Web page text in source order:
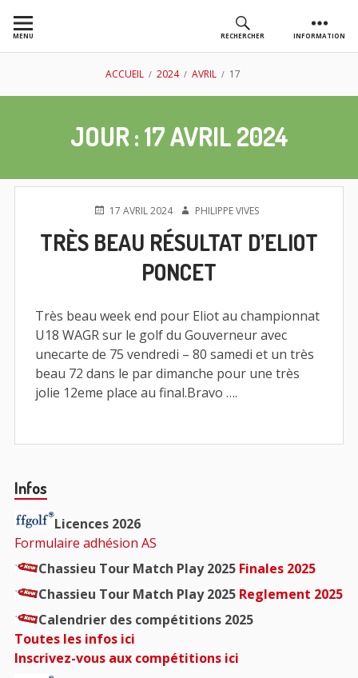
auMENU RECHERCHER INFORMATION
AS GOLF
CHASSIEU
ACCUEIL 2024 AVRIL 17
JOUR :17 AVRIL 2024
PUBLIÉ17 AVRIL 2024 AUTEURPHILIPPE VIVES
TRÈS BEAU RÉSULTAT D’ELIOT
PONCET
Très beau week end pour Eliot au championnat
U18 WAGR sur le golf du Gouverneur avec
unecarte de 75 vendredi – 80 samedi et un très
beau 72 dans le par dimanche pour une très
jolie 12eme place au final.Bravo ….
Barre
principale
Infos
Licences 2026
Formulaire adhésion AS
Chassieu Tour Match Play 2025 Finales 2025
Chassieu Tour Match Play 2025 Reglement 2025
Calendrier des compétitions 2025
Toutes les infos ici
Inscrivez-vous aux compétitions ici